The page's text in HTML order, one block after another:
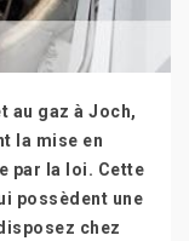
au gaz à Joch,
la mise en
par la loi. Cette
possèdent une
chez